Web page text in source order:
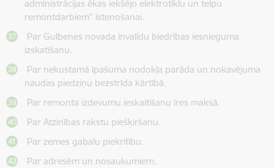
administrācijas ēkas iekšējo elektrotīklu un telpu
remontdarbiem” īstenošanai.
Par Gulbenes novada invalīdu biedrības iesnieguma
izskatīšanu.
Par nekustamā īpašuma nodokļa parāda un nokavējuma
naudas piedziņu bezstrīda kārtībā.
Par remonta izdevumu ieskaitīšanu īres maksā.
Par Atzinības rakstu piešķiršanu.
Par zemes gabalu piekritību.
Par adresēm un nosaukumiem.